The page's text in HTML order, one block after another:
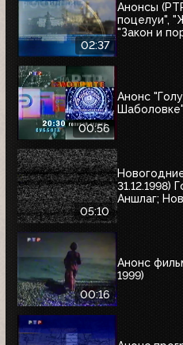
02:37
Анонсы
поцелуи",
"Закон и
00:56
Анонс
05:10
31.12.1998)
Аншлаг;
00:16
Анонс
1999)